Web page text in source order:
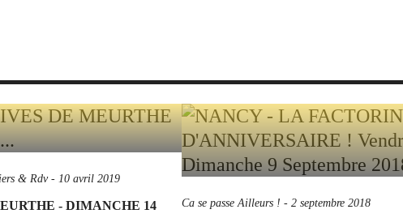
& Rdv- 10 avril 2019
- DIMANCHE 14
Ca se passe Ailleurs ! - 2 septembre 2018